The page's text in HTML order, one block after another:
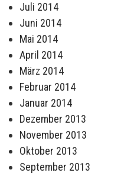
Juli 2014
Juni 2014
Mai 2014
April 2014
März 2014
Februar 2014
Januar 2014
Dezember 2013
November 2013
Oktober 2013
September 2013